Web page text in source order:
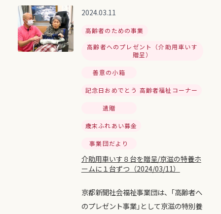
2024.03.11
高齢者のための事業
高齢者へのプレゼント（介助用車いす
贈呈）
善意の小箱
記念日おめでとう 高齢者福祉コーナー
遺贈
歳末ふれあい募金
事業団だより
介助用車いす８台を贈呈/京滋の特養ホ
ームに１台ずつ（2024/03/11）
京都新聞社会福祉事業団は、｢高齢者へ
のプレゼント事業｣として京滋の特別養